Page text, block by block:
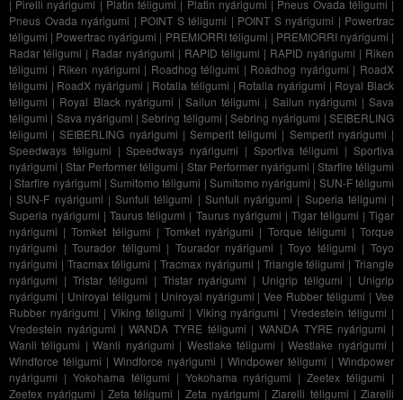
| Pirelli nyárigumi | Platin téligumi | Platin nyárigumi | Pneus Ovada téligumi |
Pneus Ovada nyárigumi | POINT S téligumi | POINT S nyárigumi | Powertrac
téligumi | Powertrac nyárigumi | PREMIORRI téligumi | PREMIORRI nyárigumi |
Radar téligumi | Radar nyárigumi | RAPID téligumi | RAPID nyárigumi | Riken
téligumi | Riken nyárigumi | Roadhog téligumi | Roadhog nyárigumi | RoadX
téligumi | RoadX nyárigumi | Rotalla téligumi | Rotalla nyárigumi | Royal Black
téligumi | Royal Black nyárigumi |Sailun téligumi | Sailun nyárigumi |Sava
téligumi | Sava nyárigumi |Sebring téligumi |Sebring nyárigumi |SEIBERLING
téligumi |SEIBERLING nyárigumi |Semperit téligumi | Semperit nyárigumi |
Speedways téligumi |Speedways nyárigumi | Sportiva téligumi |Sportiva
nyárigumi |Star Performer téligumi | Star Performer nyárigumi | Starfire téligumi
|Starfire nyárigumi |Sumitomo téligumi | Sumitomo nyárigumi | SUN-F téligumi
|SUN-F nyárigumi | Sunfull téligumi | Sunfull nyárigumi | Superia téligumi |
Superia nyárigumi |Taurus téligumi | Taurus nyárigumi | Tigar téligumi |Tigar
nyárigumi |Tomket téligumi | Tomket nyárigumi | Torque téligumi |Torque
nyárigumi |Tourador téligumi | Tourador nyárigumi |Toyo téligumi |Toyo
nyárigumi | Tracmax téligumi |Tracmax nyárigumi | Triangle téligumi |Triangle
nyárigumi | Tristar téligumi | Tristar nyárigumi | Unigrip téligumi | Unigrip
nyárigumi | Uniroyal téligumi | Uniroyal nyárigumi |Vee Rubber téligumi |Vee
Rubber nyárigumi | Viking téligumi | Viking nyárigumi |Vredestein téligumi |
Vredestein nyárigumi |WANDA TYRE téligumi | WANDA TYRE nyárigumi |
Wanli téligumi |Wanli nyárigumi | Westlake téligumi |Westlake nyárigumi |
Windforce téligumi | Windforce nyárigumi | Windpower téligumi | Windpower
nyárigumi | Yokohama téligumi | Yokohama nyárigumi |Zeetex téligumi |
Zeetex nyárigumi | Zeta téligumi | Zeta nyárigumi |Ziarelli téligumi | Ziarelli